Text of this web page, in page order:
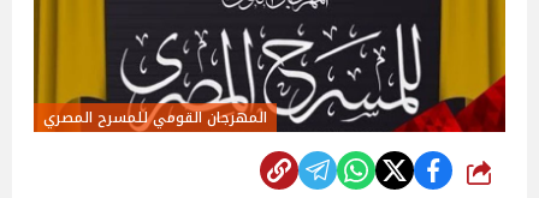
المهرجان القومي للمسرح المصري
شارك